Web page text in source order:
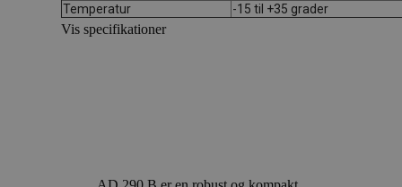
Temperatur
-15 til +35 grader
Vis specifikationer